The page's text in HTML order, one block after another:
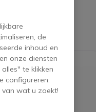
de
inhoud en
onze diensten
te klikken
configureren.
wat u zoekt!